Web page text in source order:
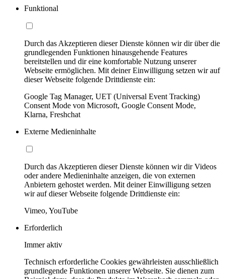
Funktional
Durch das Akzeptieren dieser Dienste können wir dir über die
grundlegenden Funktionen hinausgehende Features
bereitstellen und dir eine komfortable Nutzung unserer
Webseite ermöglichen. Mit deiner Einwilligung setzen wir auf
dieser Webseite folgende Drittdienste ein:
Google Tag Manager, UET (Universal Event Tracking)
Consent Mode von Microsoft, Google Consent Mode,
Klarna, Freshchat
Externe Medieninhalte
Durch das Akzeptieren dieser Dienste können wir dir Videos
oder andere Medieninhalte anzeigen, die von externen
Anbietern gehostet werden. Mit deiner Einwilligung setzen
wir auf dieser Webseite folgende Drittdienste ein:
Vimeo, YouTube
Erforderlich
Immer aktiv
Technisch erforderliche Cookies gewährleisten ausschließlich
grundlegende Funktionen unserer Webseite. Sie dienen zum